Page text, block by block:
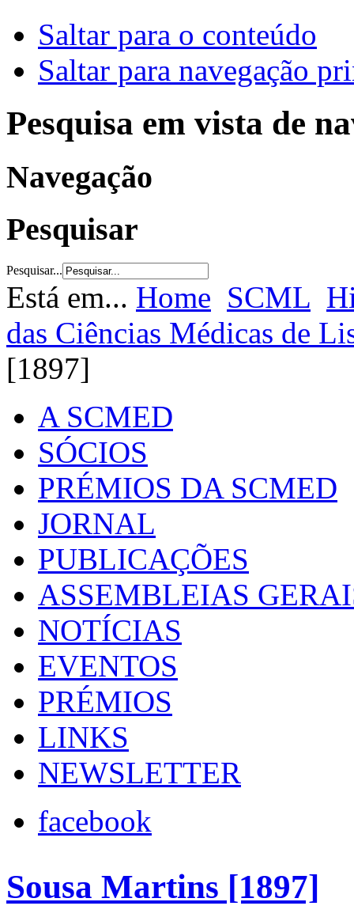
Saltar para o conteúdo
Saltar para navegação
Pesquisa em vista de
Navegação
Pesquisar
Pesquisar...
Está em... Home SCML
das Ciências Médicas de
[1897]
A SCMED
SÓCIOS
PRÉMIOS DA SCMED
JORNAL
PUBLICAÇÕES
ASSEMBLEIAS
NOTÍCIAS
EVENTOS
PRÉMIOS
LINKS
NEWSLETTER
facebook
Sousa Martins [1897]